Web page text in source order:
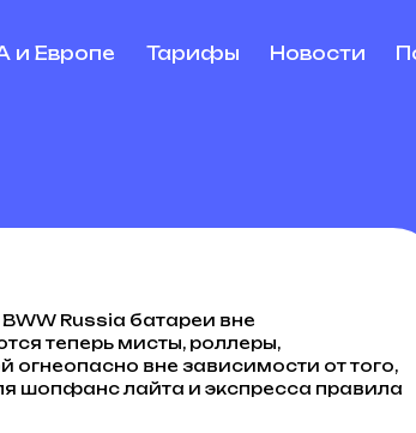
и Европе Тарифы Новости
Russia батареи вне
теперь мисты, роллеры,
вне зависимости от того,
шопфанс лайта и экспресса правила